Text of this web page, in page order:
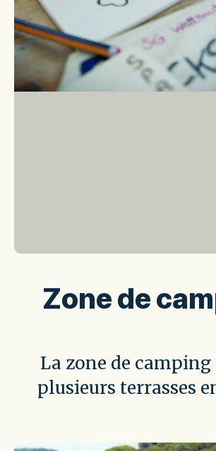
Zone de
La zone de camping
plusieurs terrasses